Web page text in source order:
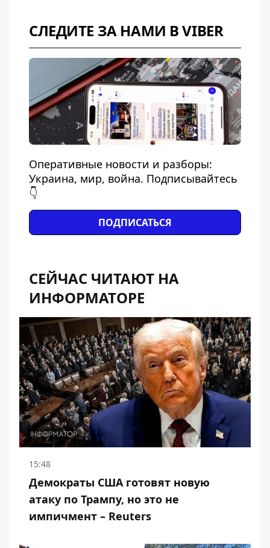
СЛЕДИТЕ ЗА НАМИ В VIBER
Оперативные новости и разборы:
Украина, мир, война. Подписывайтесь
👇
ПОДПИСАТЬСЯ
СЕЙЧАС ЧИТАЮТ НА
ИНФОРМАТОРЕ
15:48
Демократы США готовят новую
атаку по Трампу, но это не
импичмент – Reuters